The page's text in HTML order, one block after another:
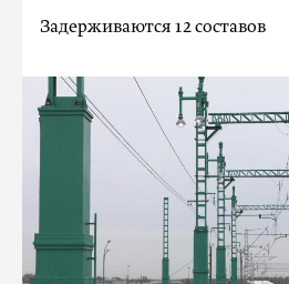
Задерживаются 12 составов